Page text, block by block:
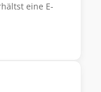
eine E-